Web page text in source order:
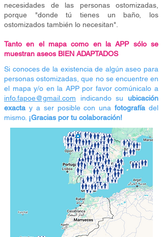
Si conoces de la existencia de algún aseo para
personas ostomizadas, que no se encuentre en
el mapa y/o en la APP por favor comúnicalo a
info.fapoe@gmail.com indicando su ubicación
exacta y a ser posible con unafotografía del
mismo. ¡Gracias por tu colaboración!
necesidades de las personas ostomizadas,
porque "donde tú tienes un baño, los
ostomizados también lo necesitan".
Tanto en el mapa como en la APP sólo se
muestran aseos BIEN ADAPTADOS